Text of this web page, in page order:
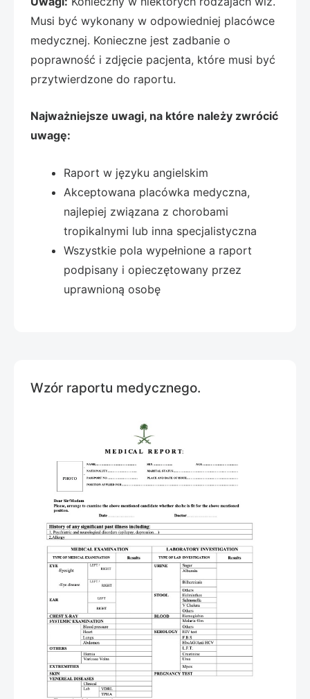
Musi być wykonany w odpowiedniej placówce
medycznej. Konieczne jest zadbanie o
poprawność i zdjęcie pacjenta, które musi być
przytwierdzone do raportu.
Najważniejsze uwagi, na które należy zwrócić
uwagę:
Raport w języku angielskim
Akceptowana placówka medyczna,
najlepiej związana z chorobami
tropikalnymi lub inna specjalistyczna
Wszystkie pola wypełnione a raport
podpisany i opieczętowany przez
uprawnioną osobę
Wzór raportu medycznego.